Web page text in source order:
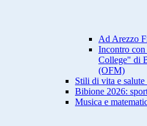
Ad Arezzo
Incontro con
College" di
(OFM)
Stili di vita e
Bibione 2026:
Musica e